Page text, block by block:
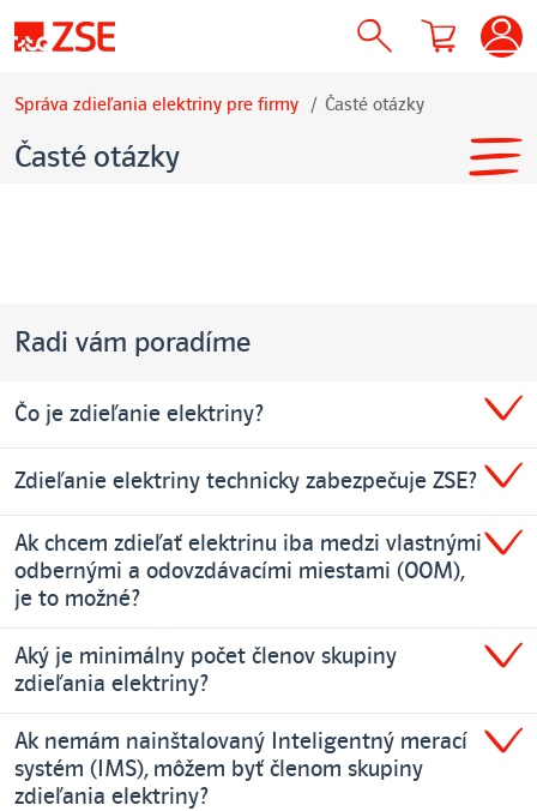
Správa zdieľania elektriny pre firmy Časté otázky
Časté otázky
Radi vám poradíme
Čo je zdieľanie elektriny?
Zdieľanie elektriny technicky zabezpečuje ZSE?
Ak chcem zdieľať elektrinu iba medzi vlastnými
odbernými a odovzdávacími miestami (OOM),
je to možné?
Aký je minimálny počet členov skupiny
zdieľania elektriny?
Ak nemám nainštalovaný Inteligentný merací
systém (IMS), môžem byť členom skupiny
zdieľania elektriny?